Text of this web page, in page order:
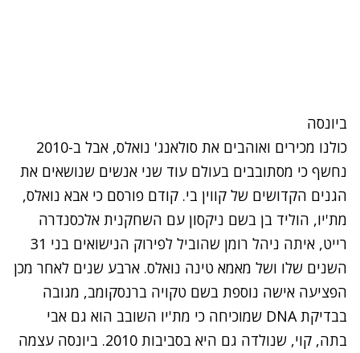
ביונסה
כולנו מכירים ואוהבים את סולאנג' נואלס, אבל ב-2010
נחשף כי מסתובבים בעולם עוד שני אנשים שנושאים את
הגנים הקדושים של קווין בי. קודם פורסם כי אבא נואלס,
מת'יו, הוליד בן בשם ניקסון עם השחקנית אלכסנדרה
רייט, איתה ניהל רומן שהוביל לפירוק הנישואים בני 31
השנים שלו ושל מאמא טינה נואלס. ארבע שנים לאחר מכן
הפציעה אישה נוספת בשם טקויה ברנסקומב, מגובה
בבדיקת DNA שמוכיחה כי מת'יו השובב הוא גם אבי
בתה, קוי, שנולדה גם היא בסביבות 2010. ביונסה עצמה